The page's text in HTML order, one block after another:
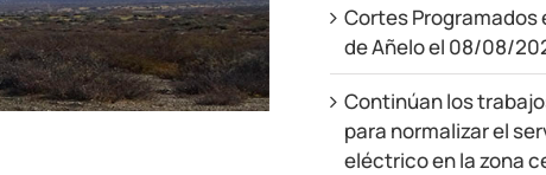
Cortes Programados
de Añelo el 08/08/
Continúan los
para normalizar el
eléctrico en la zona